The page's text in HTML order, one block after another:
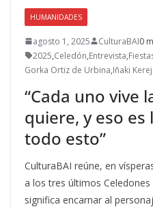
HUMANIDADES
agosto 1, 2025 CulturaBAI0
2025,Celedón,Entrevista,
Gorka Ortiz de Urbina,Iñaki
“Cada uno vive
quiere, y eso
todo esto”
CulturaBAI reúne, en
a los tres últimos
significa encarnar al